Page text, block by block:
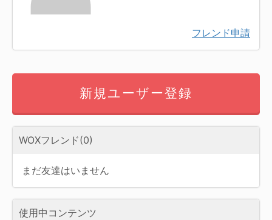
フレンド申請
新規ユーザー登録
WOXフレンド(0)
まだ友達はいません
使用中コンテンツ